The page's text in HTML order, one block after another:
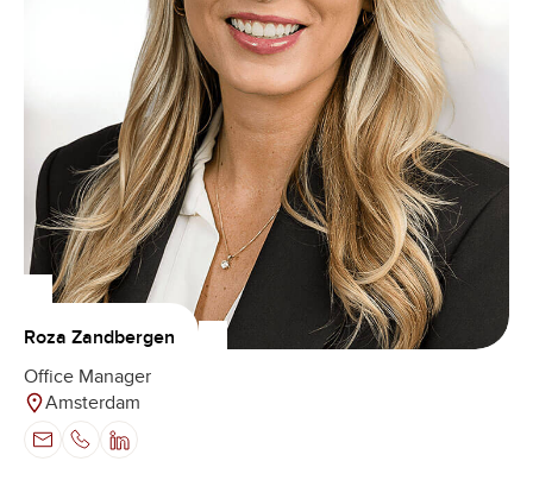
Roza Zandbergen
Office Manager
Amsterdam